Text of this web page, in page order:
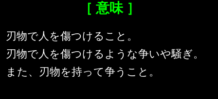
［ 意味 ］
刃物で人を傷つけること。
刃物で人を傷つけるような争いや騒ぎ。
また、刃物を持って争うこと。